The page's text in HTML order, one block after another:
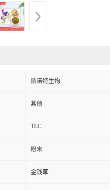
斯诺特生物
其他
TLC
粉末
金钱草